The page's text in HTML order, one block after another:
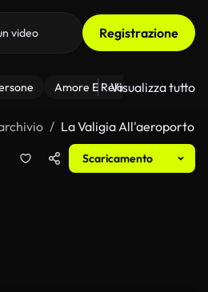
Registrazione
Amore E Relazioni Il
Visualizza tutto
La Valigia All'aeroporto
Scaricamento